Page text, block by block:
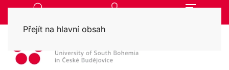
Přejít na hlavní obsah